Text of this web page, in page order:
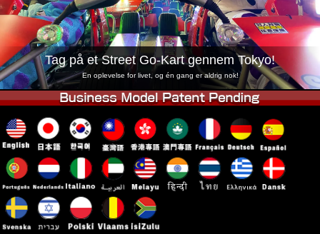
Tokyo Akihabara#2 Tokyo Shibuya
Tokyo Shibuya Annex Tokyo Bay
Tokyo Asakusa Osaka
Okinawa
Tag på et Street Go-Kart gennem Tokyo!
En oplevelse for livet, og én gang er aldrig nok!